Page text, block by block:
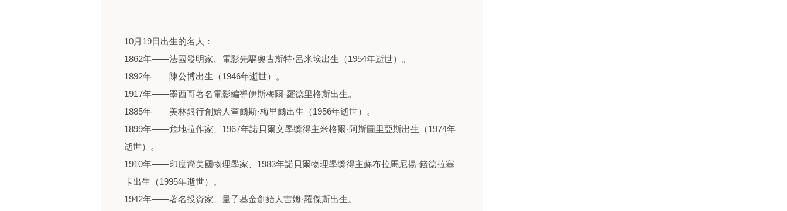
10月19日出生的名人：
1862年——法國發明家、電影先驅奧古斯特·呂米埃出生（1954年逝世）。
1892年——陳公博出生（1946年逝世）。
1917年——墨西哥著名電影編導伊斯梅爾·羅德里格斯出生。
1885年——美林銀行創始人查爾斯·梅里爾出生（1956年逝世）。
1899年——危地拉作家、1967年諾貝爾文學獎得主米格爾·阿斯圖里亞斯出生（1974年
逝世）。
1910年——印度裔美國物理學家、1983年諾貝爾物理學獎得主蘇布拉馬尼揚·錢德拉塞
卡出生（1995年逝世）。
1942年——著名投資家、量子基金創始人吉姆·羅傑斯出生。